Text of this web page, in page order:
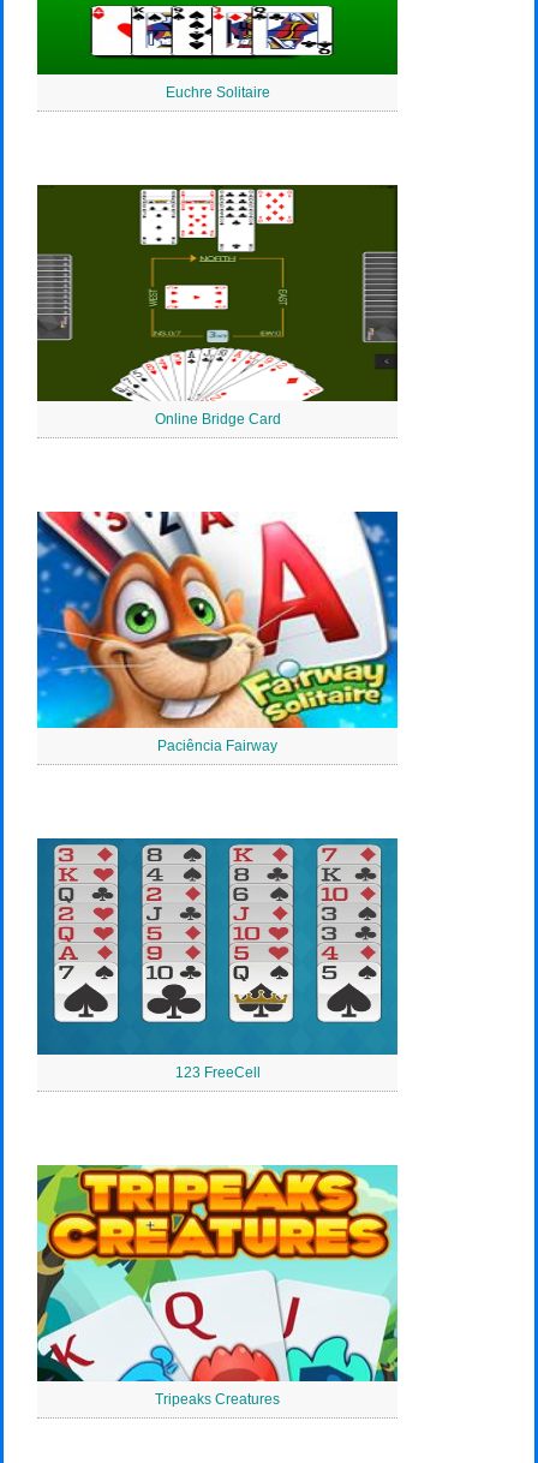
Euchre Solitaire
Online Bridge Card
Paciência Fairway
123 FreeCell
Tripeaks Creatures